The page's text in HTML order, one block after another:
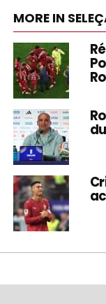
MORE IN